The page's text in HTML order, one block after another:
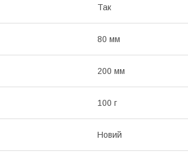
Так
80 мм
200 мм
100 г
Новий